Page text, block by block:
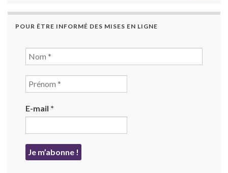
POUR ÊTRE INFORMÉ DES MISES EN LIGNE
E-mail *